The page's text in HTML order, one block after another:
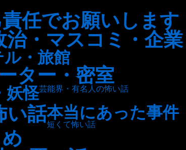
責任でお願いします
治・マスコミ・企業
ル・旅館
ター・密室
妖怪芸能界・有名人の怖い話
い話本当にあった事件
短くて怖い話